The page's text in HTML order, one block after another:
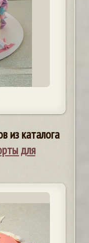
из каталога
для